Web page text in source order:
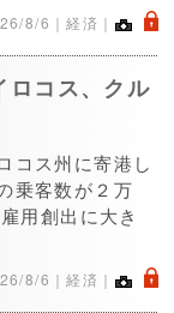
8/6 ｜経済｜ .
コス、クル
コス州に寄港し
乗客数が２万
用創出に大き
8/6 ｜経済｜ .